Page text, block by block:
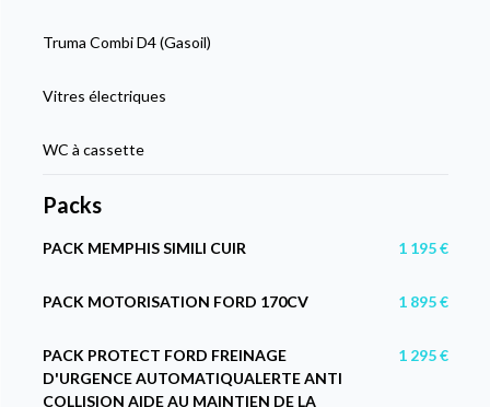
Truma Combi D4 (Gasoil)
Vitres électriques
WC à cassette
Packs
PACK MEMPHIS SIMILI CUIR 1 195 €
PACK MOTORISATION FORD 170CV 1 895 €
PACK PROTECT FORD FREINAGE
D'URGENCE AUTOMATIQUALERTE ANTI
COLLISION AIDE AU MAINTIEN DE LA
1 295 €